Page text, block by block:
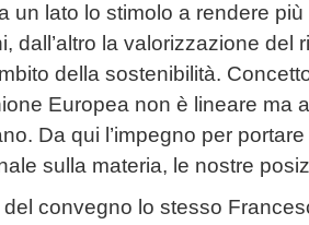
un lato lo stimolo a rendere
dall’altro la valorizzazione del
della sostenibilità.
Europea non è lineare ma
Da qui l’impegno per
sulla materia, le nostre
convegno lo stesso